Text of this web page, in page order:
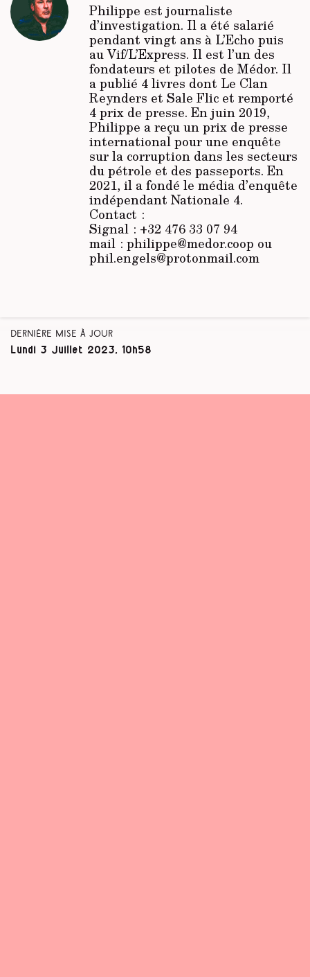
Philippe est journaliste
d’investigation. Il a été salarié
pendant vingt ans à L’Echo puis
auVif/L’Express. Il est l’un des
fondateurs et pilotes de Médor. Il
a publié 4 livres dont Le Clan
Reynders et Sale Flic et remporté
4 prix de presse. En juin 2019,
Philippe a reçu un prix de presse
international pour une enquête
sur la corruption dans les secteurs
du pétrole et des passeports. En
2021, il a fondé le média d’enquête
indépendant Nationale 4.
Contact :
Signal : +32 476 33 07 94
mail : philippe@medor.coop ou
phil.engels@protonmail.com
Dernière mise à jour
Lundi 3 Juillet 2023, 10h58